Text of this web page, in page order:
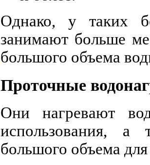
Однако, у таких
занимают больше
большого объема
Проточные
Они нагревают
использования,
большого объема